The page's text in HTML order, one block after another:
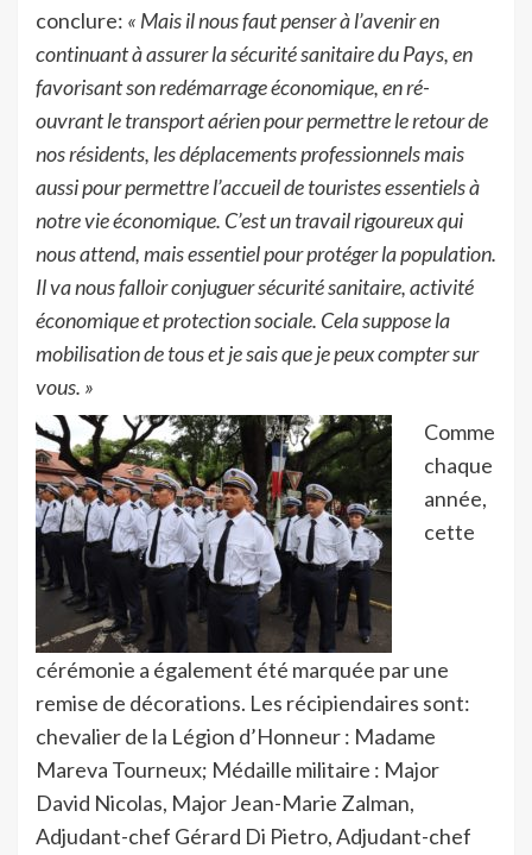
conclure: « Mais il nous faut penser à l’avenir en
continuant à assurer la sécurité sanitaire du Pays, en
favorisant son redémarrage économique, en ré-
ouvrant le transport aérien pour permettre le retour de
nos résidents, les déplacements professionnels mais
aussi pour permettre l’accueil de touristes essentiels à
notre vie économique. C’est un travail rigoureux qui
nous attend, mais essentiel pour protéger la population.
Il va nous falloir conjuguer sécurité sanitaire, activité
économique et protection sociale. Cela suppose la
mobilisation de tous et je sais que je peux compter sur
vous. »
Comme
chaque
année,
cette
cérémonie a également été marquée par une
remise de décorations. Les récipiendaires sont:
chevalier de la Légion d’Honneur : Madame
Mareva Tourneux; Médaille militaire : Major
David Nicolas, Major Jean-Marie Zalman,
Adjudant-chef Gérard Di Pietro, Adjudant-chef